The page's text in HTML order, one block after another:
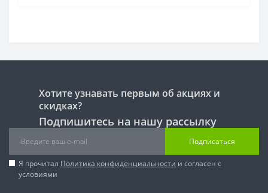
Хотите узнавать первым об акциях и
скидках?
Подпишитесь на нашу рассылку
Подписаться
Я прочитал Политика конфиденциальности и согласен с
условиями